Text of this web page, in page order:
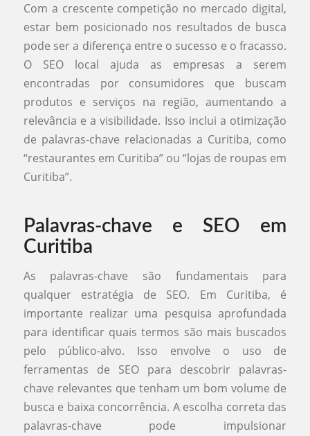
Com a crescente competição no mercado digital,
estar bem posicionado nos resultados de busca
pode ser a diferença entre o sucesso e o fracasso.
O SEO local ajuda as empresas a serem
encontradas por consumidores que buscam
produtos e serviços na região, aumentando a
relevância e a visibilidade. Isso inclui a otimização
de palavras-chave relacionadas a Curitiba, como
“restaurantes em Curitiba” ou “lojas de roupas em
Curitiba”.
Palavras-chave e SEO em
Curitiba
As palavras-chave são fundamentais para
qualquer estratégia de SEO. Em Curitiba, é
importante realizar uma pesquisa aprofundada
para identificar quais termos são mais buscados
pelo público-alvo. Isso envolve o uso de
ferramentas de SEO para descobrir palavras-
chave relevantes que tenham um bom volume de
busca e baixa concorrência. A escolha correta das
palavras-chave pode impulsionar